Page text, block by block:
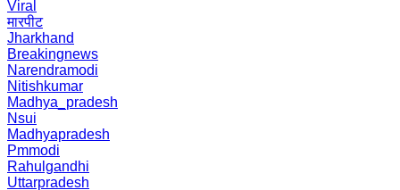
Viral
मारपीट
Jharkhand
Breakingnews
Narendramodi
Nitishkumar
Madhya_pradesh
Nsui
Madhyapradesh
Pmmodi
Rahulgandhi
Uttarpradesh